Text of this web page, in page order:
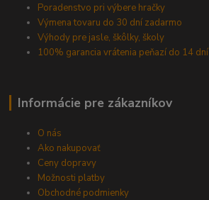
Poradenstvo pri výbere hračky
Výmena tovaru do 30 dní zadarmo
Výhody pre jasle, škôlky, školy
100% garancia vrátenia peňazí do 14 dní
Informácie pre zákazníkov
O nás
Ako nakupovať
Ceny dopravy
Možnosti platby
Obchodné podmienky